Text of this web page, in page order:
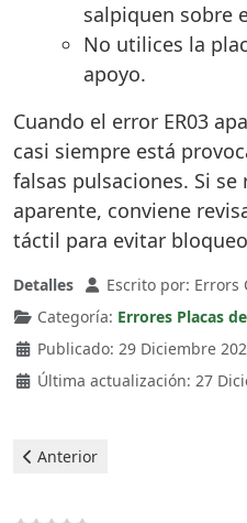
salpiquen sobre
No utilices la
apoyo.
Cuando el error ER03
casi siempre está
falsas pulsaciones. Si se
aparente, conviene
táctil para evitar
Detalles Escrito por: Errors
Categoría: Errores Placas
Publicado: 29 Diciembre
Última actualización: 27
Artículo anterior: Teka Placas
Anterior